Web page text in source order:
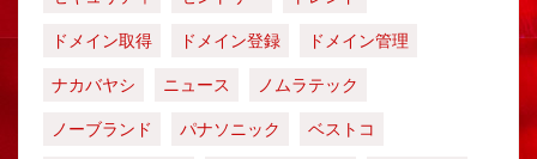
ドメイン取得
ドメイン登録
ドメイン管理
ナカバヤシ
ニュース
ノムラテック
ノーブランド
パナソニック
ベストコ